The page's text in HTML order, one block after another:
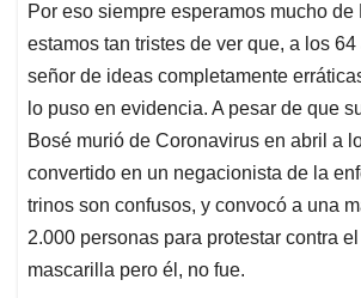
Por eso siempre esperamos mucho de
estamos tan tristes de ver que, a los 64
señor de ideas completamente
lo puso en evidencia. A pesar de que
Bosé murió de Coronavirus en abril a
convertido en un negacionista de la
trinos son confusos, y convocó a una
2.000 personas para protestar contra
mascarilla pero él, no fue.